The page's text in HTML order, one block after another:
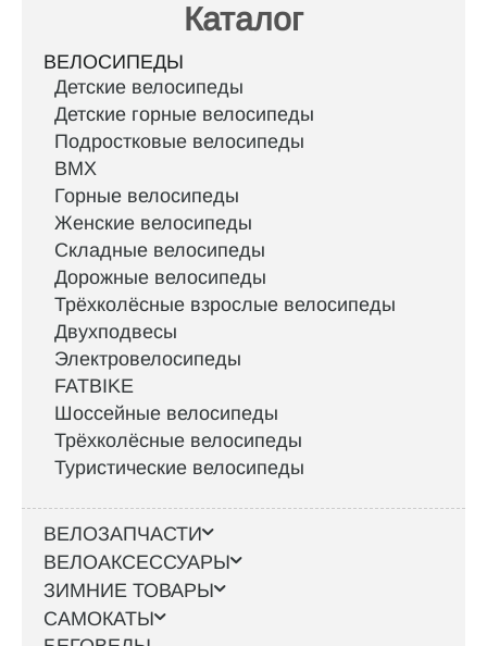
Каталог
ВЕЛОСИПЕДЫ
Детские велосипеды
Детские горные велосипеды
Подростковые велосипеды
BMX
Горные велосипеды
Женские велосипеды
Складные велосипеды
Дорожные велосипеды
Трёхколёсные взрослые велосипеды
Двухподвесы
Электровелосипеды
FATBIKE
Шоссейные велосипеды
Трёхколёсные велосипеды
Туристические велосипеды
ВЕЛОЗАПЧАСТИ
ВЕЛОАКСЕССУАРЫ
ЗИМНИЕ ТОВАРЫ
САМОКАТЫ